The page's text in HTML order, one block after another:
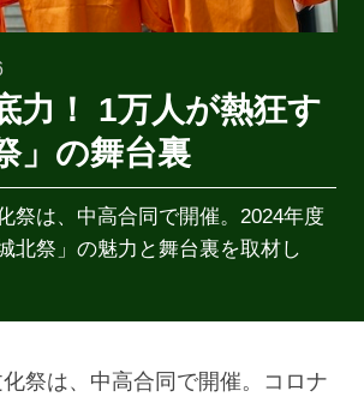
力！ 1万人が熱狂す
」の舞台裏
祭は、中高合同で開催。2024年度
北祭」の魅力と舞台裏を取材し
祭は、中高合同で開催。コロナ